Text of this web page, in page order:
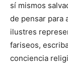
sí mismos
de pensar para
ilustres
fariseos,
conciencia